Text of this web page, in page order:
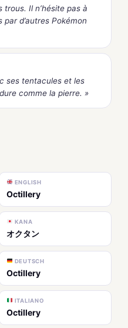
Il n’hésite pas à
par d’autres Pokémon
ses tentacules et les
comme la pierre. »
ENGLISH
Octillery
KANA
オクタン
DEUTSCH
Octillery
ITALIANO
Octillery